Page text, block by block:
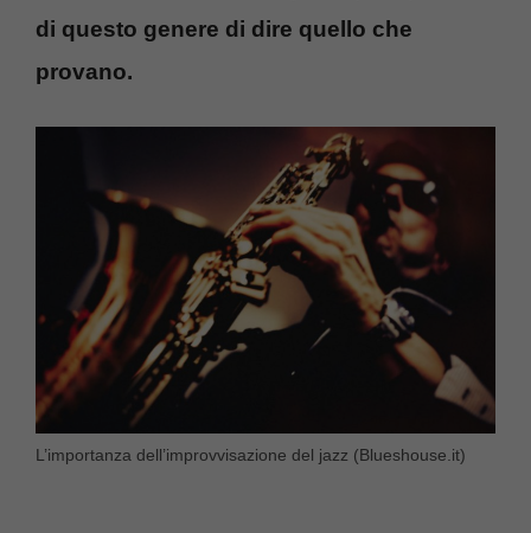
di questo genere di dire quello che
provano.
L’importanza dell’improvvisazione del jazz (Blueshouse.it)